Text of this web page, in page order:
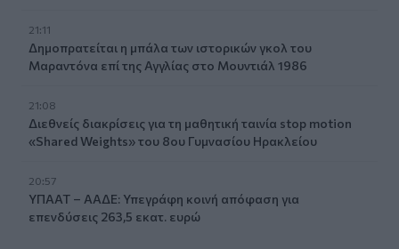
21:11
Δημοπρατείται η μπάλα των ιστορικών γκολ του
Μαραντόνα επί της Αγγλίας στο Μουντιάλ 1986
21:08
Διεθνείς διακρίσεις για τη μαθητική ταινία stop motion
«Shared Weights» του 8ου Γυμνασίου Ηρακλείου
20:57
ΥΠΑΑΤ – ΑΑΔΕ: Υπεγράφη κοινή απόφαση για
επενδύσεις 263,5 εκατ. ευρώ